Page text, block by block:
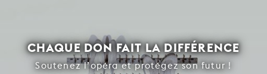
CHAQUE DON FAIT LA DIFFÉRENCE
Soutenez l’opéra et protégez son futur !